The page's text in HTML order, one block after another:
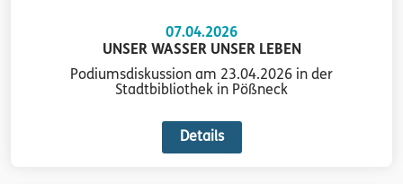
07.04.2026
UNSER WASSER UNSER LEBEN
Podiumsdiskussion am 23.04.2026 in der
Stadtbibliothek in Pößneck
Details